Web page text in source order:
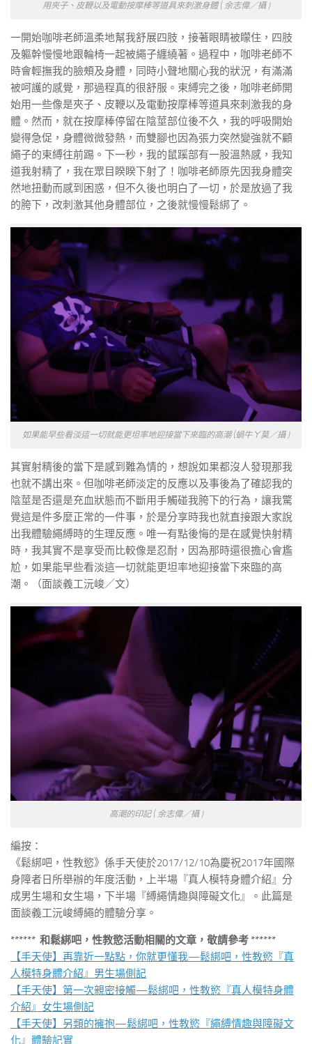
用夾子、皮鞭以及電動按摩棒等道具來刺激身體 ( 余志偉／攝 )
一開始咖啡老師溫柔地幫我舒展四肢，接著眼睛被矇住，四肢
及軀幹慢慢地跟輪椅一起被繩子纏繞著。過程中，咖啡老師不
時會輕撫我的臉頰及身體，同時小聲地關心我的狀況，有滿滿
被呵護的感覺，那過程真的很舒服。束縛完之後，咖啡老師開
始用一些像是夾子、皮鞭以及電動按摩棒等道具來刺激我的身
體。然而，就在按摩棒停留在陰莖部位後不久，我的呼吸開始
變得急促，身體微微發熱，而雙腳也因為張力突然變強就不顧
繩子的束縛往前踢。下一秒，我的鼠蹊部有一股溫熱感，我知
道我射精了，我在眾目睽睽下射了！咖啡老師原先因我身體突
然地扭動而感到困惑，但不久後也明白了一切，於是放過了我
的胯下，改刺激其他身體部位，之後就慢慢鬆綁了。
如果能早些看淡這一切就能更坦率地迎接當下來臨的高潮 (蝸牛ㄚ莫／攝 )
其實射精後的當下是感到難為情的，想說如果都沒人發現那我
也就不講出來。但咖啡老師淡定的反應以及事後為了確認我的
陰莖是否還是充血狀態而不斷用手觸碰我胯下的行為，讓我驚
覺這是件多麼正常的一件事，於是分享時我也就直接跟大家說
出我體驗繩縛時的生理反應。唯一有點後悔的是在感覺快射精
時，我其實不是享受而比較像是忍耐，因為那時還很擔心會尷
尬，如果能早些看淡這一切就能更坦率地迎接當下來臨的高
潮。（面談義工沅峻／文）
高潮的印記 ( 余志偉／攝 )
編按：
《鬆綁吧，性教慾》係手天使於2017/12/10為慶祝2017年國際
身障者日所舉辦的年度活動，上半場『真人模特身體介紹』分
成男生場和女生場，下半場『縛繩情趣與障礙文化』。此篇是
面談義工沅峻縛繩的體驗分享。
****** 和鬆綁吧，性教慾活動相關的文章，敬請參考 ******
【手天使】再靠近一點點，你就更懂我—鬆綁吧，性教慾『真
人模特身體介紹』男生場側記
【手天使】第一次親密接觸—鬆綁吧，性教慾『真人模特身體
介紹』女生場側記
【手天使】另類的擁抱—鬆綁吧，性教慾『繩縛情趣與障礙文
化』體驗記實